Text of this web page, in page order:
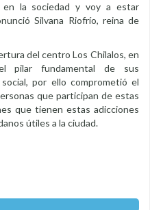
en la sociedad y voy a estar
Silvana Riofrío, reina de
del centro Los Chilalos, en
pilar fundamental de sus
por ello comprometió el
que participan de estas
que tienen estas adicciones
útiles a la ciudad.